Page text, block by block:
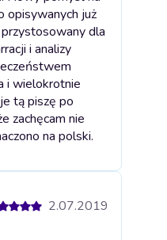
opisywanych już
dla
i analizy
i wielokrotnie
tą piszę po
zachęcam nie
na polski.
2.07.2019